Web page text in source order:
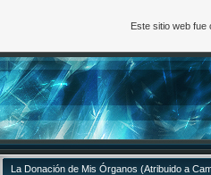
La Donación de Mis Órganos (Atribuido a
Este sitio web fue